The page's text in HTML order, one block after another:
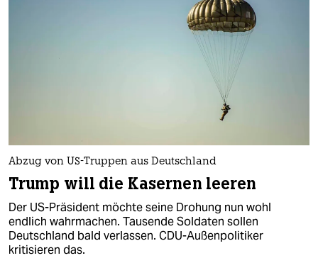
Abzug von US-Truppen aus Deutschland
Trump will die Kasernen leeren
Der US-Präsident möchte seine Drohung nun wohl
endlich wahrmachen. Tausende Soldaten sollen
Deutschland bald verlassen. CDU-Außenpolitiker
kritisieren das.